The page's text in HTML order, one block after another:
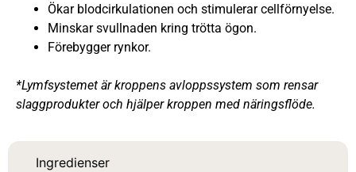
Ingredienser
Ökar blodcirkulationen och stimulerar cellförnyelse.
Minskar svullnaden kring trötta ögon.
Förebygger rynkor.
*Lymfsystemet är kroppens avloppssystem som rensar
slaggprodukter och hjälper kroppen med näringsflöde.